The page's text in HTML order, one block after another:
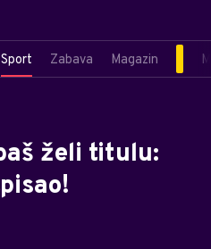
Sport Zabava Magazin
želi titulu: